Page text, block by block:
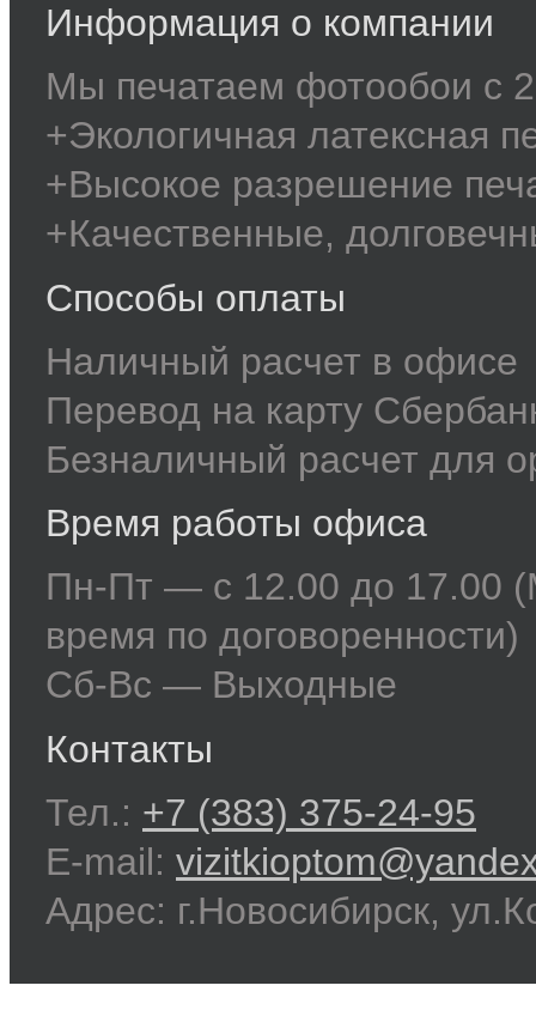
Информация о компании
Мы печатаем фотообои с
+Экологичная латексная
+Высокое разрешение
+Качественные,
Способы оплаты
Наличный расчет в офисе
Перевод на карту
Безналичный расчет для
Время работы офиса
Пн-Пт — с 12.00 до 17.00
время по договоренности)
Сб-Вс — Выходные
Контакты
Тел.: +7 (383) 375-24-95
E-mail:
Адрес: г.Новосибирск,